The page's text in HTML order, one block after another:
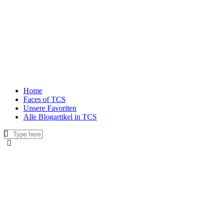
Home
Faces of TCS
Unsere Favoriten
Alle Blogartikel in TCS